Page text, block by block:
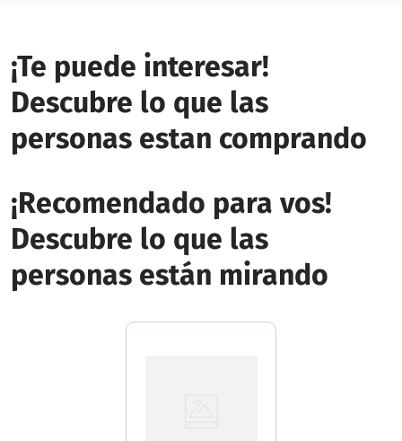
¡Te puede interesar!
Descubre lo que las
personas estan comprando
¡Recomendado para vos!
Descubre lo que las
personas están mirando